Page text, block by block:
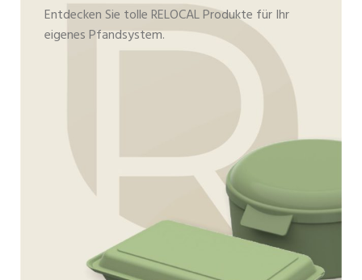
Entdecken Sie tolle RELOCAL Produkte für Ihr
eigenes Pfandsystem.